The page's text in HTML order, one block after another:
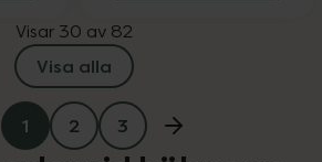
Visar 30 av 82
Visa alla
1 2 3